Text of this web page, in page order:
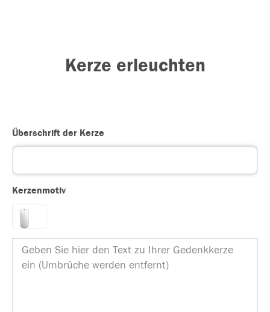
Kerze erleuchten
Überschrift der Kerze
Kerzenmotiv